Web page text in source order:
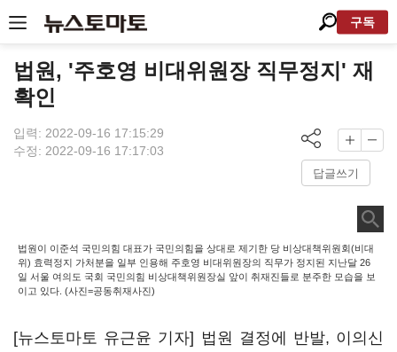
구독
법원, '주호영 비대위원장 직무정지' 재
확인
입력: 2022-09-16 17:15:29
수정: 2022-09-16 17:17:03
답글쓰기
법원이 이준석 국민의힘 대표가 국민의힘을 상대로 제기한 당 비상대책위원회(비대
위) 효력정지 가처분을 일부 인용해 주호영 비대위원장의 직무가 정지된 지난달 26
일 서울 여의도 국회 국민의힘 비상대책위원장실 앞이 취재진들로 분주한 모습을 보
이고 있다. (사진=공동취재사진)
[뉴스토마토 유근윤 기자] 법원 결정에 반발, 이의신